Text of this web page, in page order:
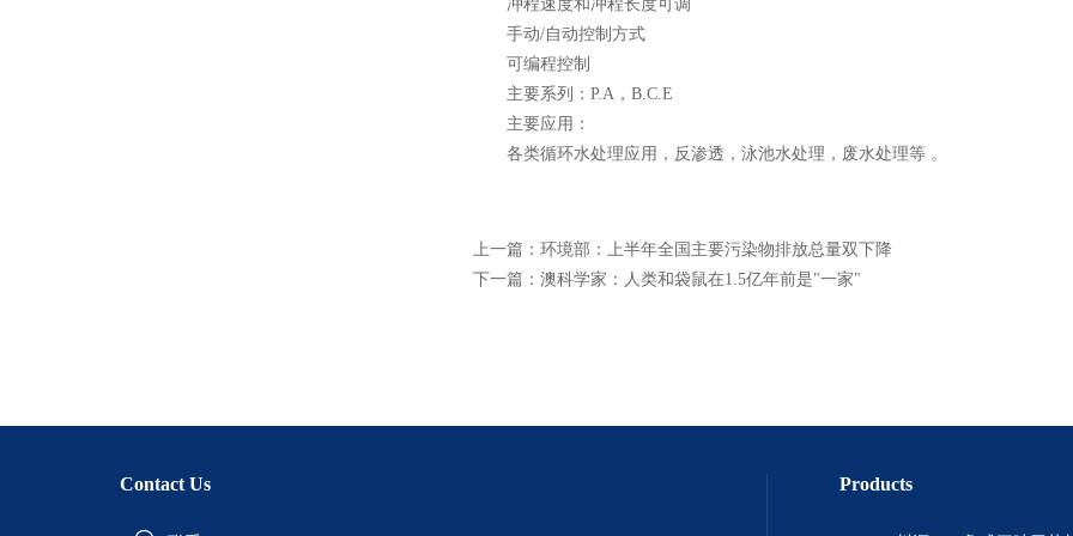
冲程速度和冲程长度可调
手动/自动控制方式
可编程控制
主要系列：P.A，B.C.E
主要应用：
各类循环水处理应用，反渗透，泳池水处理，废水处理等 。
上一篇： 环境部：上半年全国主要污染物排放总量双下降
下一篇： 澳科学家：人类和袋鼠在1.5亿年前是"一家"
Contact Us Products